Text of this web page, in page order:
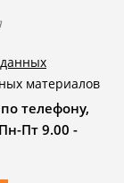
материалов
телефону,
Пт 9.00 -